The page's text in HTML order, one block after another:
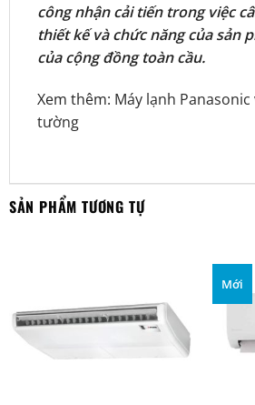
công nhận cải tiến trong việc
thiết kế và chức năng của sản
của cộng đồng toàn cầu.
Xem thêm: Máy lạnh Panasonic
tường
SẢN PHẨM TƯƠNG TỰ
Mới